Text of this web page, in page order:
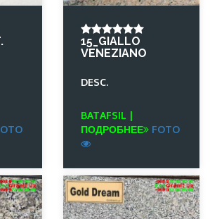
15_GIALLO
VENEZIANO
DESC.
BATAFSIL |
ПОДРОБНЕЕ
FOTO